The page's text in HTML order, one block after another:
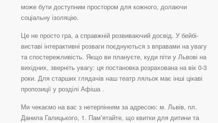
може бути доступним простором для кожного, долаючи
соціальну ізоляцію.
Це не просто гра, а справжній розвиваючий досвід. У бейбі-
виставі інтерактивні розваги поєднуються з вправами на увагу
та спостережливість. Якщо ви плануєте, куди піти у Львові на
вихідних, зверніть увагу: ця постановка розрахована на вік 0-3
роки. Для старших глядачів наш театр ляльок має інші цікаві
пропозиції у розділі Афіша .
Ми чекаємо на вас з нетерпінням за адресою: м. Львів, пл.
Данила Галицького, 1. Пам’ятайте, що квитки для дитини та